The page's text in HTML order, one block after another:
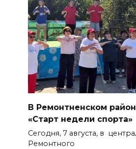
В Ремонтненском
«Старт недели спорта»
Сегодня, 7 августа, в
Ремонтного